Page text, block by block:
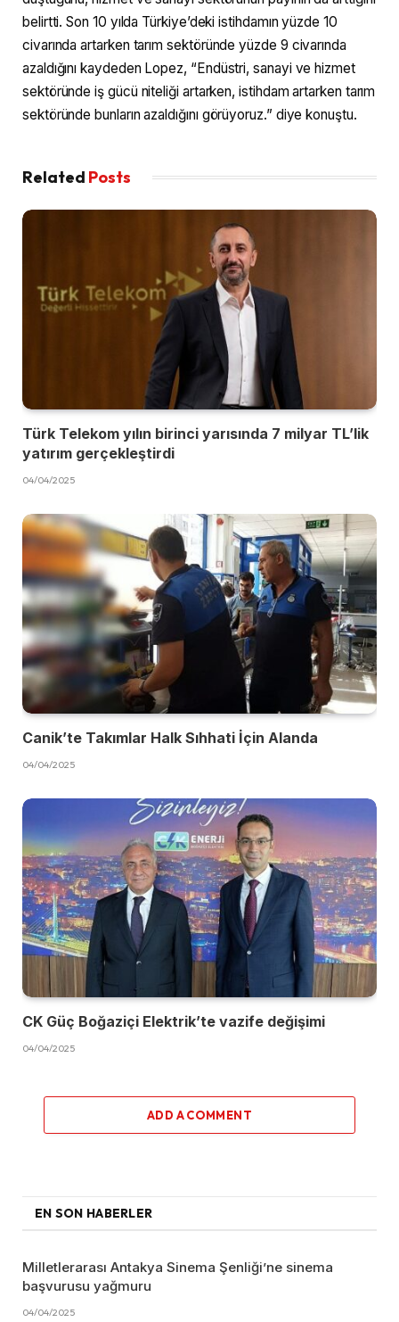
belirtti. Son 10 yılda Türkiye’deki istihdamın yüzde 10
civarında artarken tarım sektöründe yüzde 9 civarında
azaldığını kaydeden Lopez, “Endüstri, sanayi ve hizmet
sektöründe iş gücü niteliği artarken, istihdam artarken tarım
sektöründe bunların azaldığını görüyoruz.” diye konuştu.
Related Posts
Türk Telekom yılın birinci yarısında 7 milyar TL’lik
yatırım gerçekleştirdi
04/04/2025
Canik’te Takımlar Halk Sıhhati İçin Alanda
04/04/2025
CK Güç Boğaziçi Elektrik’te vazife değişimi
04/04/2025
ADD A COMMENT
EN SON HABERLER
Milletlerarası Antakya Sinema Şenliği’ne sinema
başvurusu yağmuru
04/04/2025